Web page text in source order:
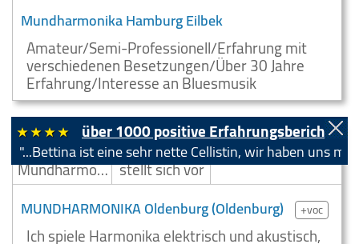
Mundharmonika Hamburg Eilbek
Amateur/Semi-Professionell/Erfahrung mit
verschiedenen Besetzungen/Über 30 Jahre
Erfahrung/Interesse an Bluesmusik
Oldenburg (Oldenburg)
Blues/Swing Rock
R'Roll
Mundharmonikaspieler stellt sich vor
MUNDHARMONIKA Oldenburg (Oldenburg) +voc
Ich spiele Harmonika elektrisch und akustisch,
über 1000 positive Erfahrungsberichte!
ist eine sehr nette Cellistin, wir haben uns